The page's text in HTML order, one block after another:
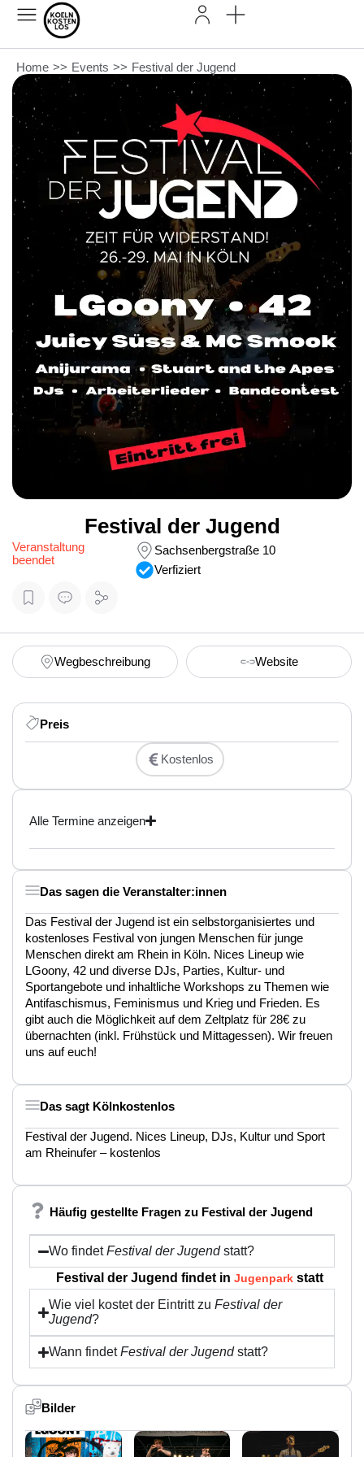
Home >> Events >> Festival der Jugend
Festival der Jugend
Veranstaltung
beendet
Sachsenbergstraße 10
Verfiziert
Wegbeschreibung Website
Preis
Kostenlos
Alle Termine anzeigen
Das sagen die Veranstalter:innen
Das Festival der Jugend ist ein selbstorganisiertes und
kostenloses Festival von jungen Menschen für junge
Menschen direkt am Rhein in Köln. Nices Lineup wie
LGoony, 42 und diverse DJs, Parties, Kultur- und
Sportangebote und inhaltliche Workshops zu Themen wie
Antifaschismus, Feminismus und Krieg und Frieden. Es
gibt auch die Möglichkeit auf dem Zeltplatz für 28€ zu
übernachten (inkl. Frühstück und Mittagessen). Wir freuen
uns auf euch!
Das sagt Kölnkostenlos
Festival der Jugend. Nices Lineup, DJs, Kultur und Sport
am Rheinufer – kostenlos
Häufig gestellte Fragen zu Festival der Jugend
Wo findetFestival der Jugendstatt?
Festival der Jugend findet in Jugenpark statt
Wie viel kostet der Eintritt zuFestival der
Jugend?
Wann findetFestival der Jugendstatt?
Bilder